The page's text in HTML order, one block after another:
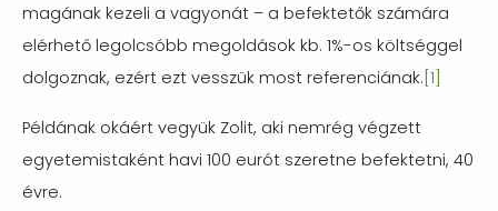
magának kezeli a vagyonát – a befektetők számára
elérhető legolcsóbb megoldások kb. 1%-os költséggel
dolgoznak, ezért ezt vesszük most referenciának. [1]
Példának okáért vegyük Zolit, aki nemrég végzett
egyetemistaként havi 100 eurót szeretne befektetni, 40
évre.